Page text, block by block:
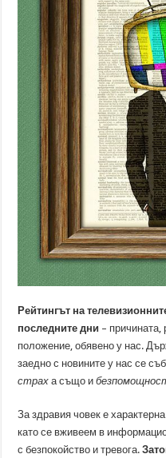
Рейтингът на
последните дни – причината,
положение, обявено у нас.
заедно с новините у нас се
страх а също и
За здравия човек е
като се вживеем в
с безпокойство и тревога.